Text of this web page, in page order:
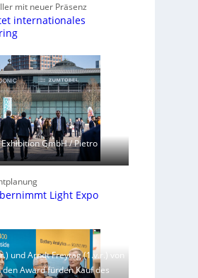
mit neuer Präsenz
internationales
GmbH / Pietro
Light Expo
und Arndt Freytag (1.v.r.) von
Award fürden Kauf des